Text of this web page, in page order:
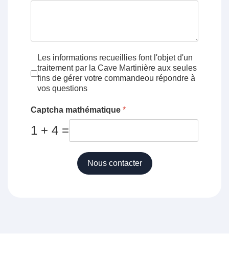
Conditions d'utilisation*
Les informations recueillies font l'objet d'un
traitement par la Cave Martinière aux seules
fins de gérer votre commandeou répondre à
vos questions
Captcha mathématique *
1 + 4 =
Nous contacter